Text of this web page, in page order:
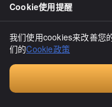
此费用为餐厅收取，与平台无关
座位数
50 座位 （50个座位（吧台座
个））
有 有半私人房间由礼貌隔开。
吸烟与禁烟
Cookie使用提醒
我们使用cookies来改善您
们的Cookie政策